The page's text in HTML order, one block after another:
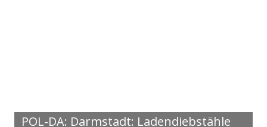
POL-DA: Darmstadt: Ladendiebstähle